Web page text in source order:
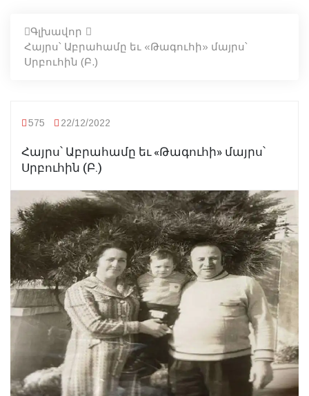
Գլխավոր
Հայրս՝ Աբրահամը եւ «Թագուհի» մայրս՝
Սրբուհին (Բ.)
575 22/12/2022
Հայրս՝ Աբրահամը եւ «Թագուհի» մայրս՝
Սրբուհին (Բ.)